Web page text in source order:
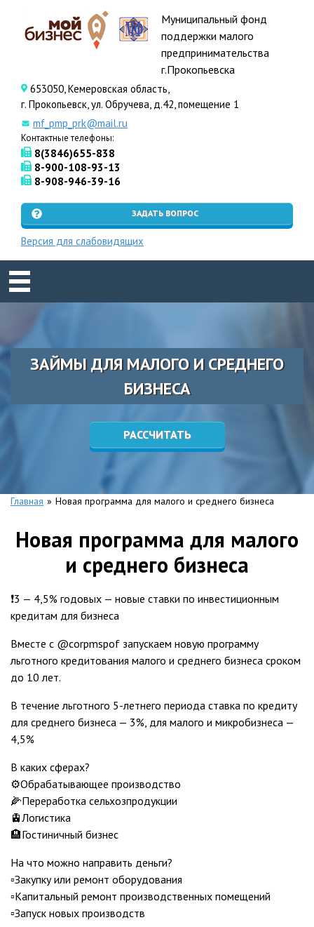
Муниципальный фонд
поддержки малого
предпринимательства
г.Прокопьевска
653050, Кемеровская область,
г. Прокопьевск, ул. Обручева, д.42, помещение 1
mf_pmp_prk@mail.ru
Контактные телефоны:
8(3846)655-838
8-900-108-93-13
8-908-946-39-16
ЗАДАТЬ ВОПРОС
Версия для слабовидящих
ЗАЙМЫ ДЛЯ МАЛОГО И СРЕДНЕГО
БИЗНЕСА
РАССЧИТАТЬ
Главная » Новая программа для малого и среднего бизнеса
Новая программа для малого
и среднего бизнеса
❗️3 — 4,5% годовых — новые ставки по инвестиционным
кредитам для бизнеса
Вместе с @corpmspof запускаем новую программу
льготного кредитования малого и среднего бизнеса сроком
до 10 лет.
В течение льготного 5-летнего периода ставка по кредиту
для среднего бизнеса — 3%, для малого и микробизнеса —
4,5%
В каких сферах?
⚙️Обрабатывающее производство
🌽Переработка сельхозпродукции
🚊Логистика
🏨Гостиничный бизнес
На что можно направить деньги?
▫️Закупку или ремонт оборудования
▫️Капитальный ремонт производственных помещений
▫️Запуск новых производств